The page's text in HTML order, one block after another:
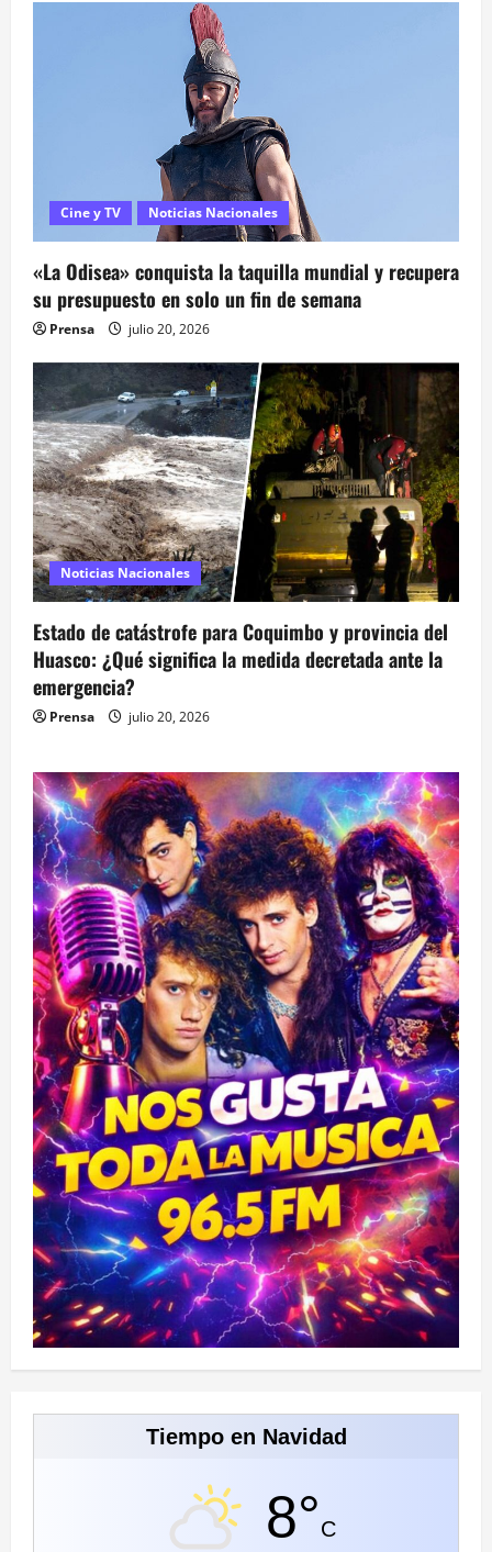
a
Cine y TV Noticias Nacionales
«La Odisea» conquista la taquilla mundial y recupera
su presupuesto en solo un fin de semana
Prensa julio 20, 2026
Noticias Nacionales
Estado de catástrofe para Coquimbo y provincia del
Huasco: ¿Qué significa la medida decretada ante la
emergencia?
Prensa julio 20, 2026
Tiempo en Navidad
8°C